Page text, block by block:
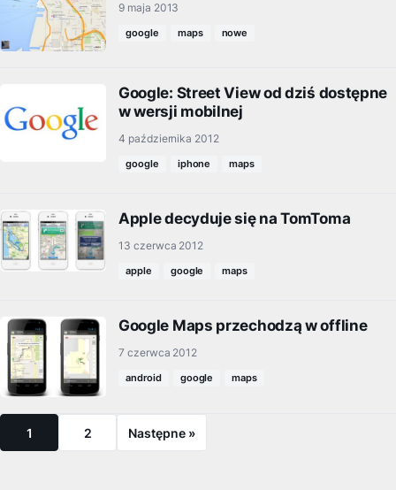
9 maja 2013
google maps nowe
Google: Street View od dziś dostępne
w wersji mobilnej
4 października 2012
google iphone maps
Apple decyduje się na TomToma
13 czerwca 2012
apple google maps
Google Maps przechodzą w offline
7 czerwca 2012
android google maps
1 2 Następne »